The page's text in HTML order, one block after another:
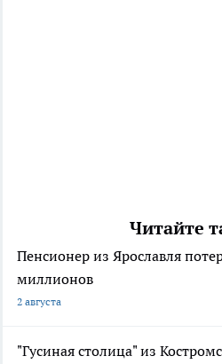
Читайте
Пенсионер из Ярославля
миллионов
2 августа
"Гусиная столица" из